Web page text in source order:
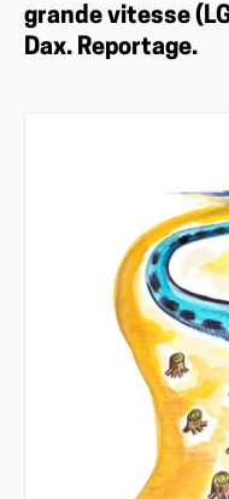
grande vitesse
Dax. Reportage.